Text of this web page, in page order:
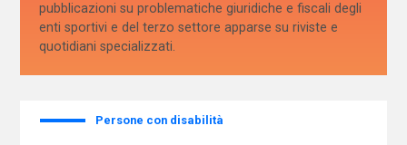
pubblicazioni su problematiche giuridiche e fiscali degli
enti sportivi e del terzo settore apparse su riviste e
quotidiani specializzati.
Persone con disabilità